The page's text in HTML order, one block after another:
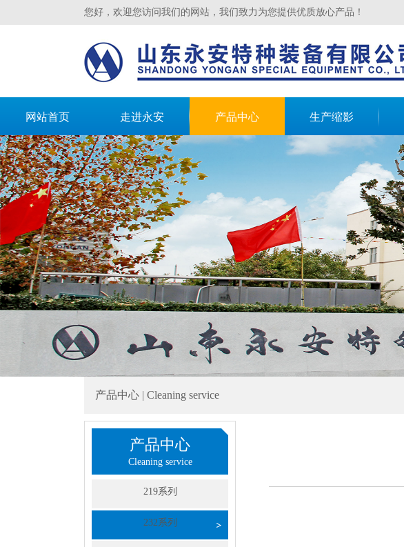
您好，欢迎您访问我们的网站，我们致力为您提供优质放心产品！
山东永安特种装备有限公司
网站首页 走进永安 产品中心 生产缩影
产品中心 | Cleaning service
产品中心
Cleaning service
219系列
232系列